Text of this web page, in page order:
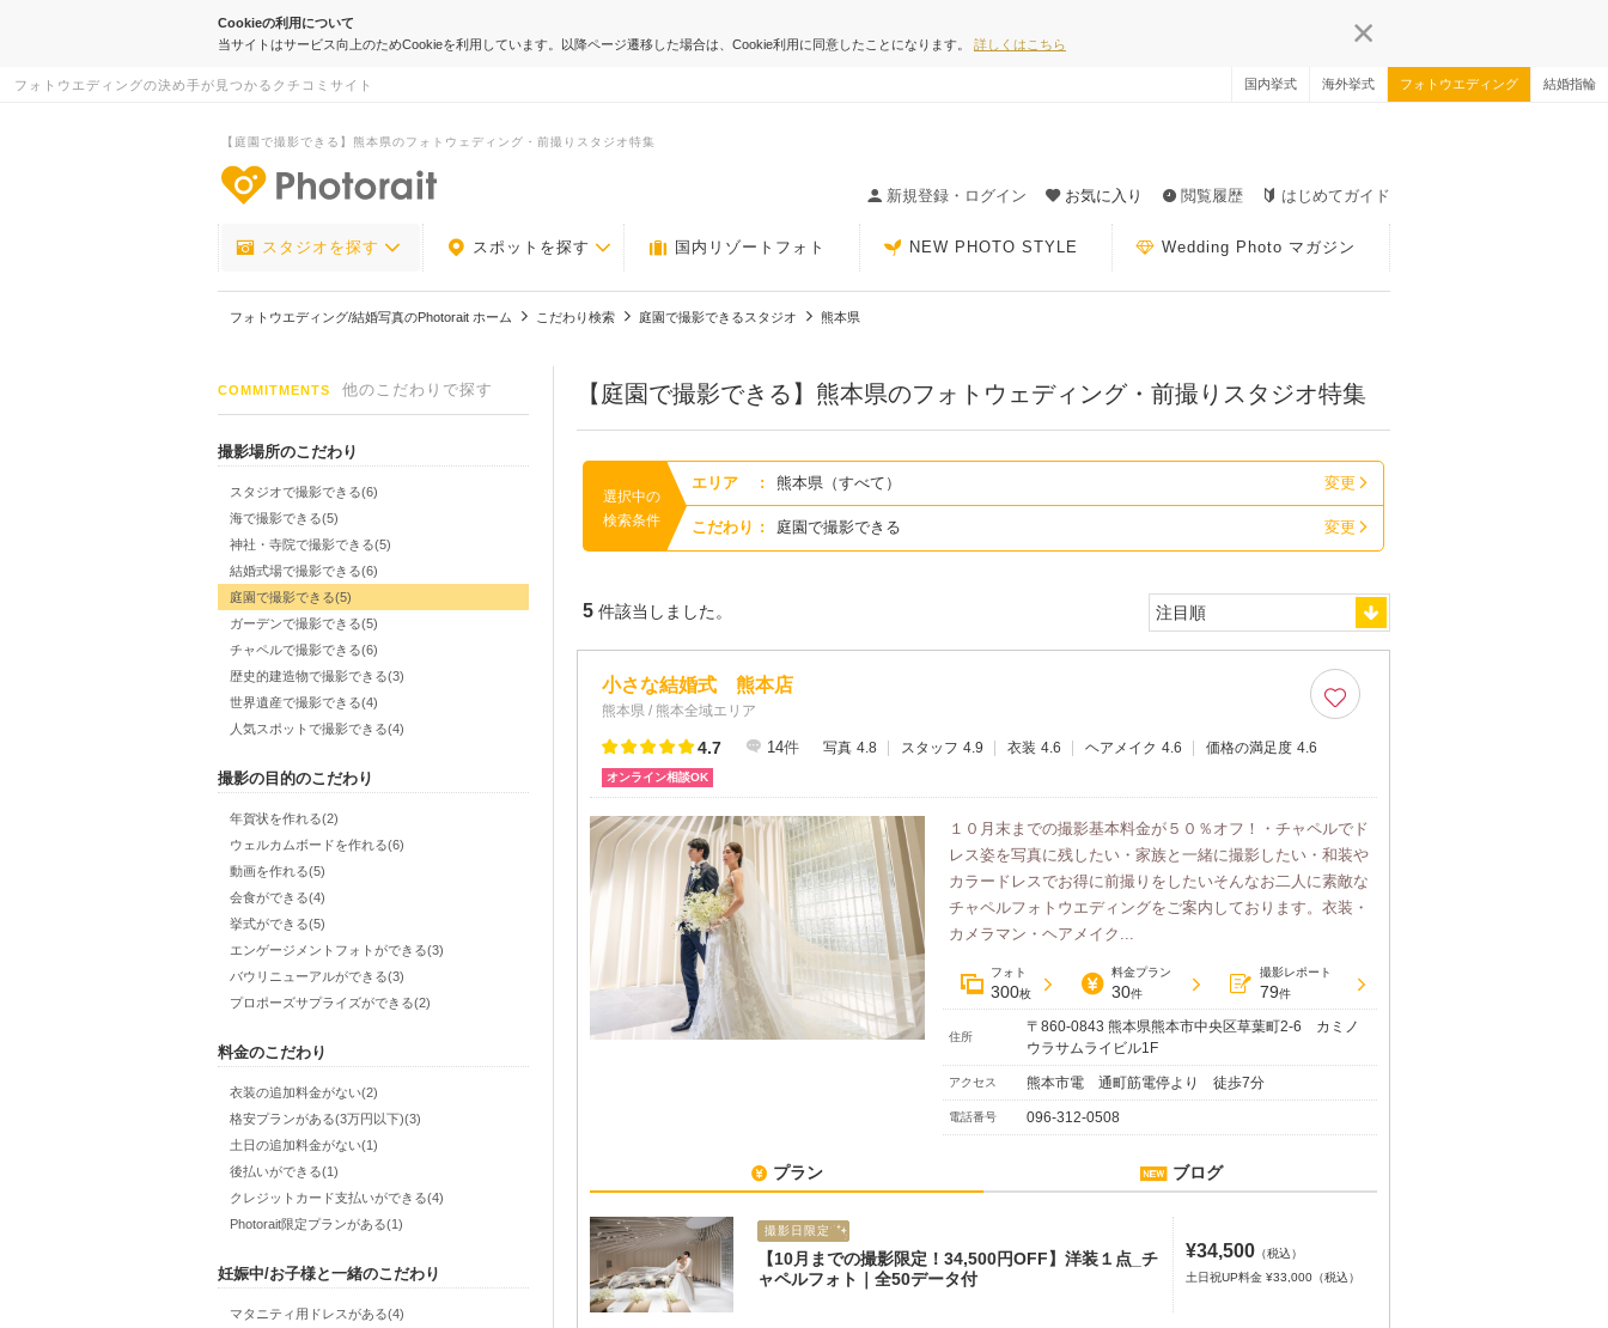
Cookieの利用について
当サイトはサービス向上のためCookieを利用しています。以降ページ遷移した場合は、Cookie利用に同意したことになります。 詳しくはこちら
フォトウエディングの決め手が見つかるクチコミサイト 国内挙式 海外挙式 フォトウエディング 結婚指輪
【庭園で撮影できる】熊本県のフォトウェディング・前撮りスタジオ特集
新規登録・ログイン
お気に入り 閲覧履歴 はじめてガイド
スタジオを探す スポットを探す 国内リゾートフォト NEW PHOTO STYLE Wedding Photo マガジン
フォトウエディング/結婚写真のPhotorait ホーム こだわり検索 庭園で撮影できるスタジオ 熊本県
COMMITMENTS 他のこだわりで探す
撮影場所のこだわり
スタジオで撮影できる(6)
海で撮影できる(5)
神社・寺院で撮影できる(5)
結婚式場で撮影できる(6)
庭園で撮影できる(5)
ガーデンで撮影できる(5)
チャペルで撮影できる(6)
歴史的建造物で撮影できる(3)
世界遺産で撮影できる(4)
人気スポットで撮影できる(4)
撮影の目的のこだわり
年賀状を作れる(2)
ウェルカムボードを作れる(6)
動画を作れる(5)
会食ができる(4)
挙式ができる(5)
エンゲージメントフォトができる(3)
バウリニューアルができる(3)
プロポーズサプライズができる(2)
料金のこだわり
衣装の追加料金がない(2)
格安プランがある(3万円以下)(3)
土日の追加料金がない(1)
後払いができる(1)
クレジットカード支払いができる(4)
Photorait限定プランがある(1)
妊娠中/お子様と一緒のこだわり
マタニティ用ドレスがある(4)
【庭園で撮影できる】熊本県のフォトウェディング・前撮りスタジオ特集
選択中の
検索条件
エリア : 熊本県（すべて） 変更
こだわり : 庭園で撮影できる 変更
5 件該当しました。
小さな結婚式 熊本店
熊本県 / 熊本全域エリア
4.7 14件 写真 4.8 スタッフ 4.9 衣装 4.6 ヘアメイク 4.6 価格の満足度 4.6
オンライン相談OK
１０月末までの撮影基本料金が５０％オフ！・チャペルでド
レス姿を写真に残したい・家族と一緒に撮影したい・和装や
カラードレスでお得に前撮りをしたいそんなお二人に素敵な
チャペルフォトウエディングをご案内しております。衣装・
カメラマン・ヘアメイク...
フォト
300枚
料金プラン
30件
撮影レポート
79件
住所
〒860-0843 熊本県熊本市中央区草葉町2‐6 カミノ
ウラサムライビル1F
アクセス 熊本市電 通町筋電停より 徒歩7分
電話番号 096-312-0508
プラン ブログ
撮影日限定
【10月までの撮影限定！34,500円OFF】洋装１点_チ
ャペルフォト｜全50データ付
¥34,500 （税込）
土日祝UP料金 ¥33,000（税込）